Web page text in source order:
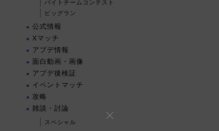
バイトチームコンテスト
ビッグラン
公式情報
Xマッチ
アプデ情報
面白動画・画像
アプデ後検証
イベントマッチ
攻略
雑談・討論
スペシャル